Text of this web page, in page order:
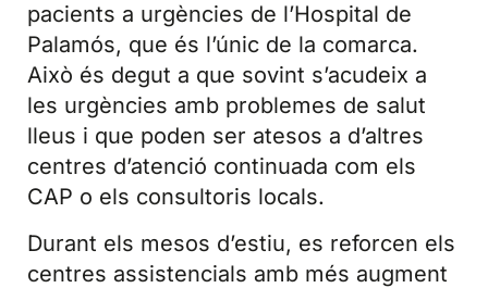
pacients a urgències de l’Hospital de
Palamós, que és l’únic de la comarca.
Això és degut a que sovint s’acudeix a
les urgències amb problemes de salut
lleus i que poden ser atesos a d’altres
centres d’atenció continuada com els
CAP o els consultoris locals.
Durant els mesos d’estiu, es reforcen els
centres assistencials amb més augment